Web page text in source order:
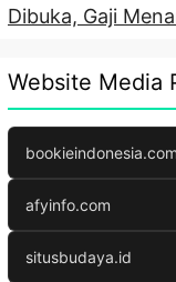
Dibuka, Gaji
Website Media
bookieindonesia.com
afyinfo.com
situsbudaya.id